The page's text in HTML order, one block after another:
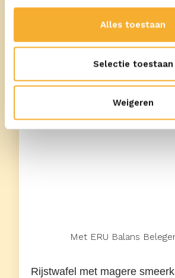
Alles toestaan
Selectie toestaan
Weigeren
Groente omelet met tonijn,
kaas en peterselie
Met ERU Balans
Rijstwafel met magere